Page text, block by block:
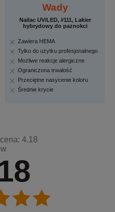
Wady
Nailac UV/LED, #111, Lakier
hybrydowy do paznokci
Zawiera HEMA
Tylko do użytku profesjonalnego
Możliwe reakcje alergiczne
Ograniczona trwałość
Przeciętne nasycenie koloru
Średnie krycie
4.18